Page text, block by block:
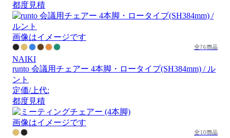
都度見積
画像はイメージです
全76商品
NAIKI
runto 会議用チェアー 4本脚・ロータイプ(SH384mm) / ル
ント
定価/上代:
都度見積
画像はイメージです
全10商品